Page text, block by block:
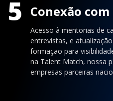
5 Conexão com
Acesso à mentorias de
entrevistas, e
formação para
na Talent Match, nossa
empresas parceiras